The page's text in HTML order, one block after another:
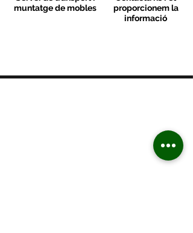
muntatge de mobles
proporcionem la
informació